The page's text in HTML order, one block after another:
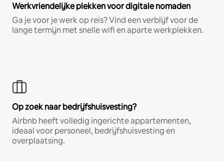
Werkvriendelijke plekken voor digitale nomaden
Ga je voor je werk op reis? Vind een verblijf voor de
lange termijn met snelle wifi en aparte werkplekken.
Op zoek naar bedrijfshuisvesting?
Airbnb heeft volledig ingerichte appartementen,
ideaal voor personeel, bedrijfshuisvesting en
overplaatsing.